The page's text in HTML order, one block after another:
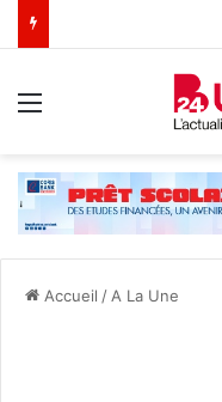
Accueil / A La Une